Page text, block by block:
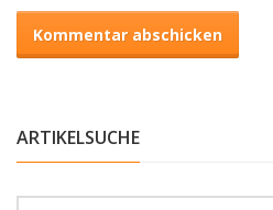
ARTIKELSUCHE